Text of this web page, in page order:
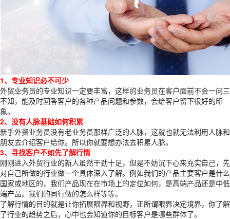
1、专业知识必不可少
外贸业务员的专业知识一定要丰富，这样的业务员在客户面前不会一问三
不知，能及时回答客户的各种产品问题和参数，会给客户留下很好的印
象。
2、没有人脉基础如何积累
新手外贸业务员没有老业务员那样广泛的人脉，这就也就无法利用人脉和
朋友去介绍客户给你。所以你就要想办法去积累人脉。
3、寻找客户不如先了解行情
刚刚进入外贸行业的新人虽然干劲十足，但是不妨沉下心来充实自己，先
对自己所做的行业做一个具体深入了解。例如我们的产品主要客户是什么
国家或地区的，我们产品现在在市场上的定位如何，是高端产品还是中低
端产品。我们的同行做的怎么样等等。
了解行情的目的就是让你拓展眼界和视野，正所谓眼界决定境界，你了解
了行业的趋势之后，心中也会知道你的目标客户是哪些群体了。